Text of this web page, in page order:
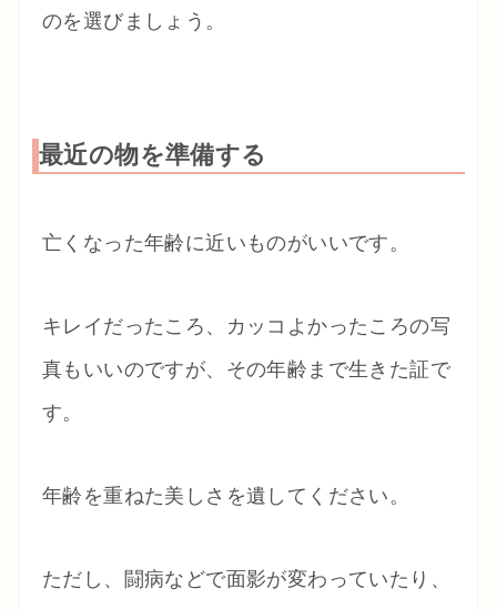
のを選びましょう。
最近の物を準備する
亡くなった年齢に近いものがいいです。
キレイだったころ、カッコよかったころの写
真もいいのですが、その年齢まで生きた証で
す。
年齢を重ねた美しさを遺してください。
ただし、闘病などで面影が変わっていたり、